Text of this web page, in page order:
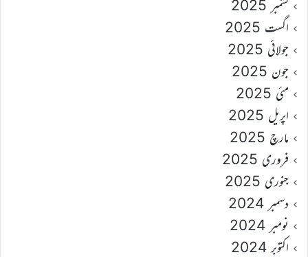
ستمبر 2025
اگست 2025
جولائی 2025
جون 2025
مئی 2025
اپریل 2025
مارچ 2025
فروری 2025
جنوری 2025
دسمبر 2024
نومبر 2024
اکتوبر 2024